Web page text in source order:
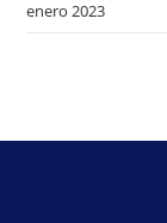
enero 2023